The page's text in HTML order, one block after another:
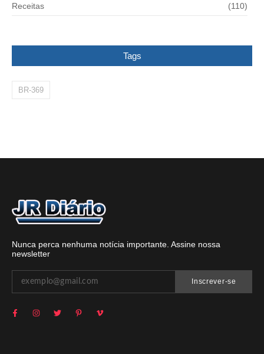
Receitas (110)
Tags
BR-369
Nunca perca nenhuma notícia importante. Assine nossa
newsletter
Inscrever-se